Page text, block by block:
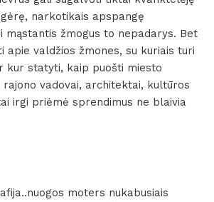
narkotikais apspangę
mąstantis žmogus to nepadarys. Bet
apie valdžios žmones, su kuriais turi
kur statyti, kaip puošti miesto
vadovai, architektai, kultūros
irgi priėmė sprendimus ne blaivia
moters nukabusiais